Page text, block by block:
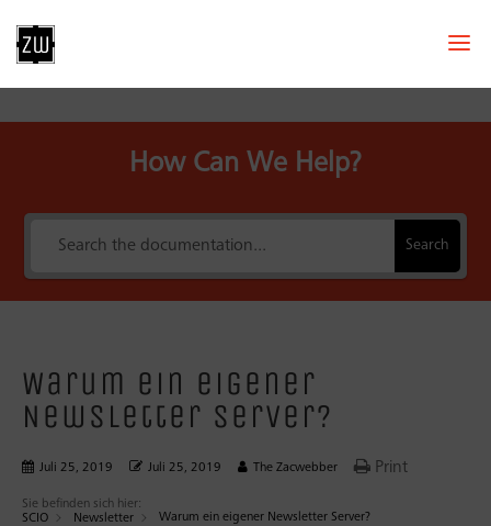
How Can We Help?
Search
Warum ein eigener
Newsletter Server?
Juli 25, 2019 Juli 25, 2019 The Zacwebber Print
Sie befinden sich hier:
SCIO
Newsletter Warum ein eigener Newsletter Server?